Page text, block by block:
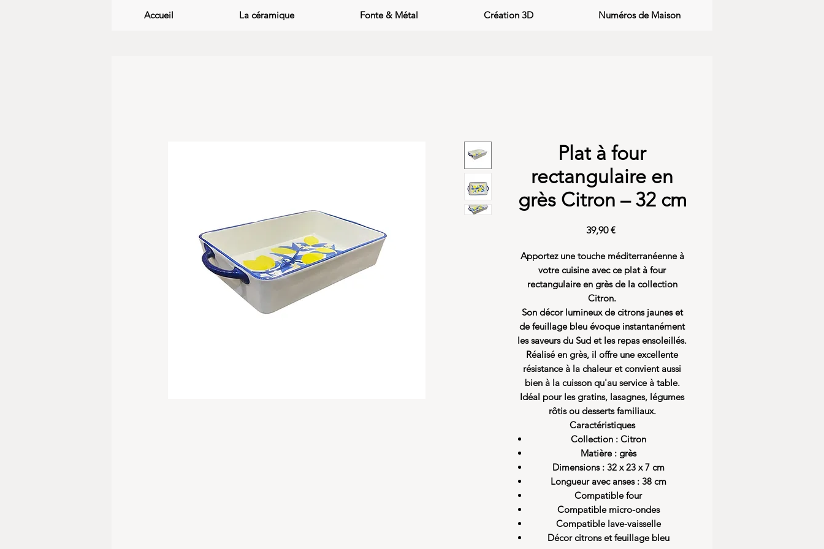
Accueil La céramique Fonte & Métal Création 3D Numéros de Maison
Plat à four
rectangulaire en
grès Citron – 32 cm
39,90 €Preis
Apportez une touche méditerranéenne à
votre cuisine avec ce plat à four
rectangulaire en grès de la collection
Citron.
Son décor lumineux de citrons jaunes et
de feuillage bleu évoque instantanément
les saveurs du Sud et les repas ensoleillés.
Réalisé en grès, il offre une excellente
résistance à la chaleur et convient aussi
bien à la cuisson qu'au service à table.
Idéal pour les gratins, lasagnes, légumes
rôtis ou desserts familiaux.
Caractéristiques
Collection : Citron
Matière : grès
Dimensions : 32 x 23 x 7 cm
Longueur avec anses : 38 cm
Compatible four
Compatible micro-ondes
Compatible lave-vaisselle
Décor citrons et feuillage bleu